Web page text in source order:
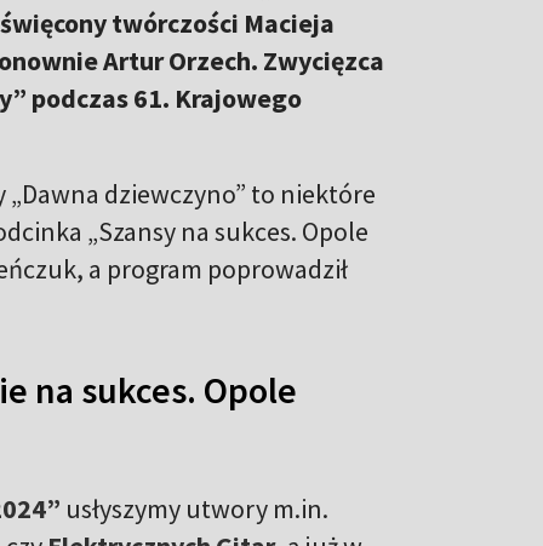
twórczości Macieja
Artur Orzech. Zwycięzca
podczas 61. Krajowego
„Dawna dziewczyno” to niektóre
„Szansy na sukces. Opole
a program poprowadził
na sukces. Opole
usłyszymy utwory m.in.